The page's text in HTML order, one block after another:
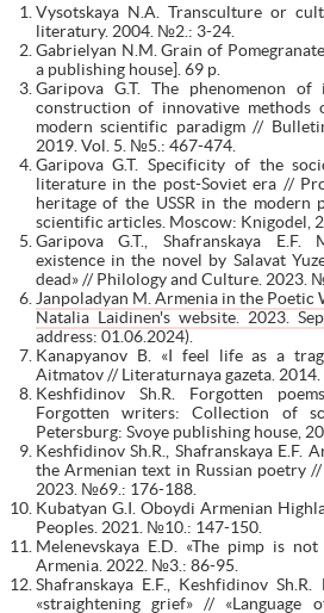
Vysotskaya N.A. Transculture or
literatury. 2004. №2.: 3-24.
Gabrielyan N.M. Grain of
a publishing house]. 69 p.
Garipova G.T. The phenomenon
construction of innovative
modern scientific paradigm //
2019. Vol. 5. №5.: 467-474.
Garipova G.T. Specificity of the
literature in the post-Soviet era //
heritage of the USSR in the modern
scientific articles. Moscow: Knigodel,
Garipova G.T., Shafranskaya E.F.
existence in the novel by Salavat
dead» // Philology and Culture. 2023.
Janpoladyan M. Armenia in the
Natalia Laidinen's website. 2023.
address: 01.06.2024).
Kanapyanov B. «I feel life as a
Aitmatov // Literaturnaya gazeta. 2014.
Keshfidinov Sh.R. Forgotten
Forgotten writers: Collection of
Petersburg: Svoye publishing house,
Keshfidinov Sh.R., Shafranskaya E.F.
the Armenian text in Russian poetry
2023. №69.: 176-188.
Kubatyan G.I. Oboydi Armenian
Peoples. 2021. №10.: 147-150.
Melenevskaya E.D. «The pimp is
Armenia. 2022. №3.: 86-95.
Shafranskaya E.F., Keshfidinov
«straightening grief» //